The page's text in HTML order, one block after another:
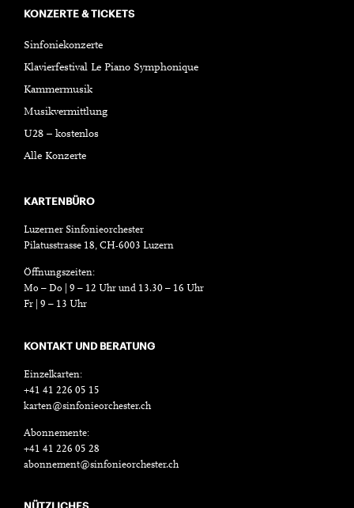
KONZERTE & TICKETS
Sinfoniekonzerte
Klavierfestival Le Piano Symphonique
Kammermusik
Musikvermittlung
U28 – kostenlos
Alle Konzerte
KARTENBÜRO
Luzerner Sinfonieorchester
Pilatusstrasse 18, CH-6003 Luzern
Öffnungszeiten:
Mo – Do | 9 – 12 Uhr und 13.30 – 16 Uhr
Fr | 9 – 13 Uhr
KONTAKT UND BERATUNG
Einzelkarten:
+41 41 226 05 15
karten@sinfonieorchester.ch
Abonnemente:
+41 41 226 05 28
abonnement@sinfonieorchester.ch